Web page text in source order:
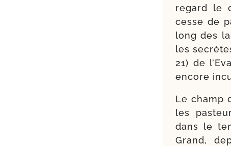
regard le
cesse de
long des
les
21) de
encore
Le champ
les
dans le
Grand,